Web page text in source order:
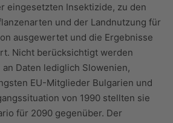
eingesetzten Insektizide, zu den
und der Landnutzung für
ausgewertet und die Ergebnisse
Nicht berücksichtigt werden
Daten lediglich Slowenien,
EU-Mitglieder Bulgarien und
von 1990 stellten sie
für 2090 gegenüber. Der